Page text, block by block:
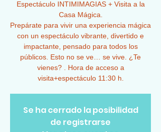
Espectáculo INTIMIMAGIAS + Visita a la
Casa Mágica.
Prepárate para vivir una experiencia mágica
con un espectáculo vibrante, divertido e
impactante, pensado para todos los
públicos. Esto no se ve… se vive. ¿Te
vienes? . Hora de acceso a
visita+espectáculo 11:30 h.
Se ha cerrado la posibilidad
de registrarse